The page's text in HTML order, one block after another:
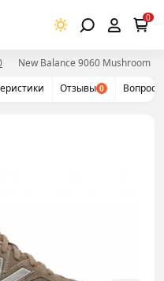
0
New Balance 9060 Mushroom
Отзывы 0 Вопросы